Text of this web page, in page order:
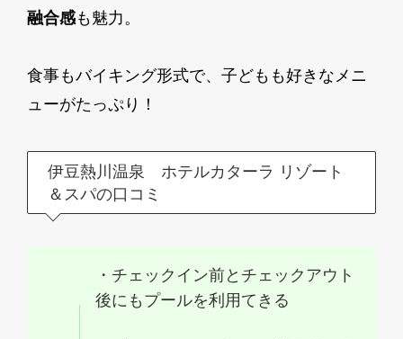
融合感も魅力。
食事もバイキング形式で、子どもも好きなメニ
ューがたっぷり！
伊豆熱川温泉 ホテルカターラ リゾート
＆スパの口コミ
・チェックイン前とチェックアウト
後にもプールを利用てきる